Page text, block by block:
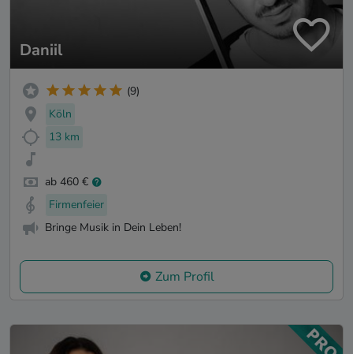
Daniil
(9)
Köln
13 km
ab 460 €
Firmenfeier
Bringe Musik in Dein Leben!
Zum Profil